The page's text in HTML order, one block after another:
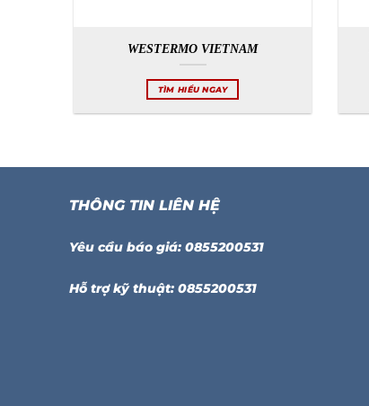
WESTERMO VIETNAM
TÌM HIỂU NGAY
THÔNG TIN LIÊN HỆ
Yêu cầu báo giá: 0855200531
Hỗ trợ kỹ thuật: 0855200531